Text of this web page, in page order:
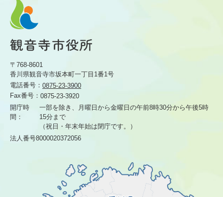
〒768-8601
香川県観音寺市坂本町一丁目1番1号
電話番号： 0875-23-3900
Fax番号： 0875-23-3920
開庁時
間：
一部を除き、月曜日から金曜日の午前8時30分から午後5時
15分まで
（祝日・年末年始は閉庁です。）
法人番号8000020372056